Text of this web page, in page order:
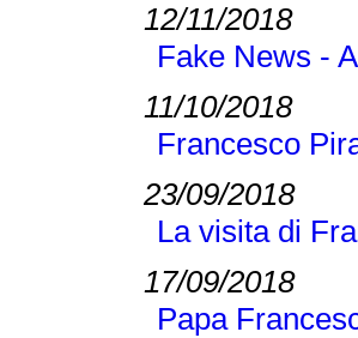
12/11/2018
Fake News -
11/10/2018
Francesco
23/09/2018
La visita di
17/09/2018
Papa